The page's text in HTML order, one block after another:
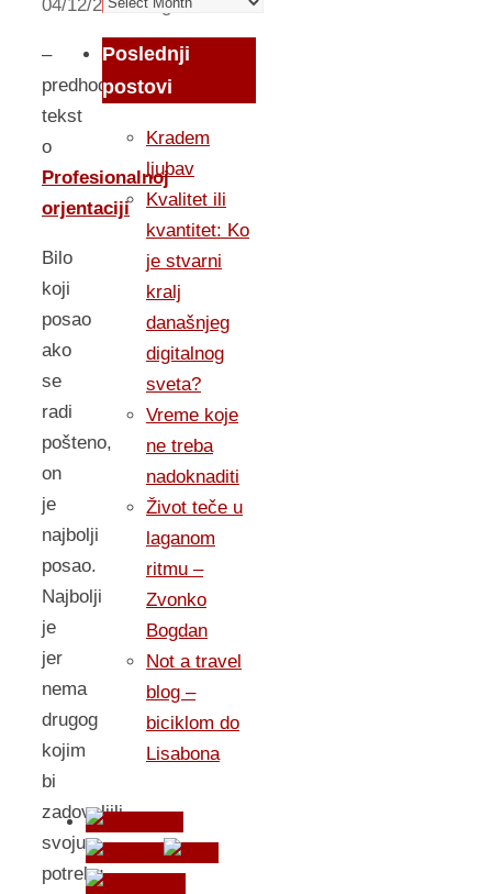
04/12/2012Izlog
–
predhodni
tekst
o
Profesionalnoj
orjentaciji
Bilo
koji
posao
ako
se
radi
pošteno,
on
je
najbolji
posao.
Najbolji
je
jer
nema
drugog
kojim
bi
zadovoljili
svoju
potrebu
Poslednji
postovi
Kradem
ljubav
Kvalitet ili
kvantitet: Ko
je stvarni
kralj
današnjeg
digitalnog
sveta?
Vreme koje
ne treba
nadoknaditi
Život teče u
laganom
ritmu –
Zvonko
Bogdan
Not a travel
blog –
biciklom do
Lisabona